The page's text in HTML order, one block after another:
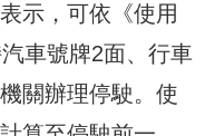
示，可依《使用
車號牌2面、行車
關辦理停駛。使